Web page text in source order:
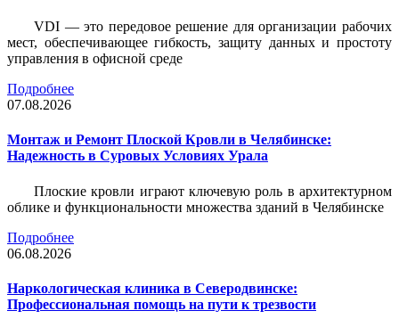
VDI — это передовое решение для организации рабочих
мест, обеспечивающее гибкость, защиту данных и простоту
управления в офисной среде
Подробнее
07.08.2026
Монтаж и Ремонт Плоской Кровли в Челябинске:
Надежность в Суровых Условиях Урала
Плоские кровли играют ключевую роль в архитектурном
облике и функциональности множества зданий в Челябинске
Подробнее
06.08.2026
Наркологическая клиника в Северодвинске:
Профессиональная помощь на пути к трезвости